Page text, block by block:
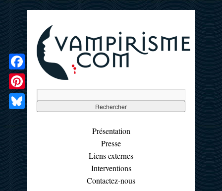
Présentation
Presse
Liens externes
Interventions
Contactez-nous
Facebook
Pinterest
Bluesky